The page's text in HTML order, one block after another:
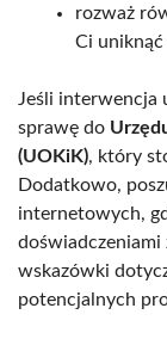
rozważ
Ci
Jeśli interwencja
sprawę do
(UOKiK), który
Dodatkowo,
internetowych,
doświadczeniami
wskazówki
potencjalnych